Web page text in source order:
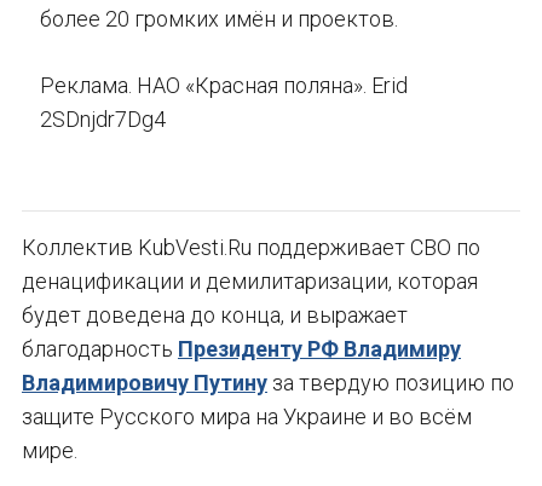
более 20 громких имён и проектов.
Реклама. НАО «Красная поляна». Erid
2SDnjdr7Dg4
Коллектив KubVesti.Ru поддерживает СВО по
денацификации и демилитаризации, которая
будет доведена до конца, и выражает
благодарность Президенту РФ Владимиру
Владимировичу Путину за твердую позицию по
защите Русского мира на Украине и во всём
мире.